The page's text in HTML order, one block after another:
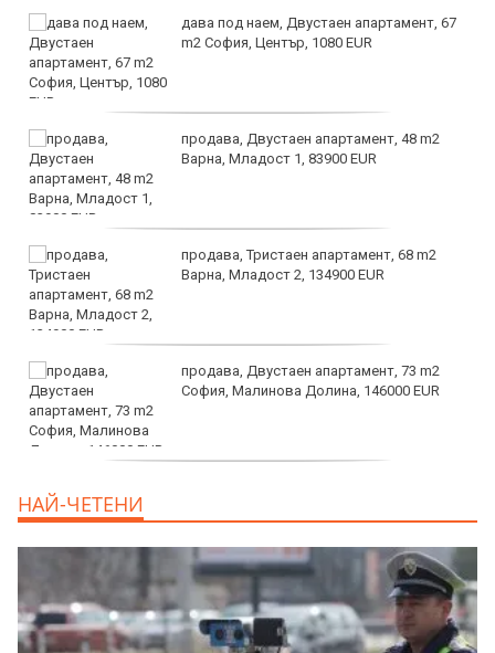
дава под наем, Двустаен апартамент, 67
m2 София, Център, 1080 EUR
продава, Двустаен апартамент, 48 m2
Варна, Младост 1, 83900 EUR
продава, Тристаен апартамент, 68 m2
Варна, Младост 2, 134900 EUR
продава, Двустаен апартамент, 73 m2
София, Малинова Долина, 146000 EUR
НАЙ-ЧЕТЕНИ